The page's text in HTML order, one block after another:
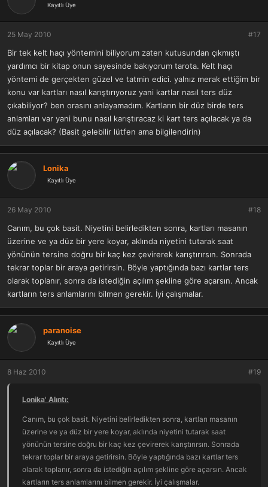
Kayıtlı Üye
25 May 2010 #17
Bir tek kelt haçı yöntemini biliyorum zaten kutusundan çıkmıştı
yardımcı bir kitap onun sayesinde bakıyorum tarota. Kelt haçı
yöntemi de gerçekten güzel ve tatmin edici. yalnız merak ettiğim bir
konu var kartları nasıl karıştırıyoruz yani kartlar nasıl ters düz
çıkabiliyor? ben orasını anlayamadım. Kartların bir düz birde ters
anlamları var yani bunu nasıl karıştıracaz ki kart ters açılacak ya da
düz açılacak? (Basit gelebilir lütfen ama bilgilendirin)
Lonika
Kayıtlı Üye
26 May 2010 #18
Canım, bu çok basit. Niyetini belirledikten sonra, kartları masanın
üzerine ve ya düz bir yere koyar, aklında niyetini tutarak saat
yönünün tersine doğru bir kaç kez çevirerek karıştırırsın. Sonrada
tekrar toplar bir araya getirirsin. Böyle yaptığında bazı kartlar ters
olarak toplanır, sonra da istediğin açılım şekline göre açarsın. Ancak
kartların ters anlamlarını bilmen gerekir. İyi çalışmalar.
paranoise
Kayıtlı Üye
8 Haz 2010 #19
Lonika' Alıntı:
Canım, bu çok basit. Niyetini belirledikten sonra, kartları masanın
üzerine ve ya düz bir yere koyar, aklında niyetini tutarak saat
yönünün tersine doğru bir kaç kez çevirerek karıştırırsın. Sonrada
tekrar toplar bir araya getirirsin. Böyle yaptığında bazı kartlar ters
olarak toplanır, sonra da istediğin açılım şekline göre açarsın. Ancak
kartların ters anlamlarını bilmen gerekir. İyi çalışmalar.